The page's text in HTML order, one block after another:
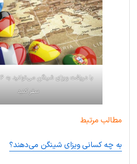
سفر کنید
مطالب مرتبط
به چه کسانی ویزای شینگن می‌دهند؟